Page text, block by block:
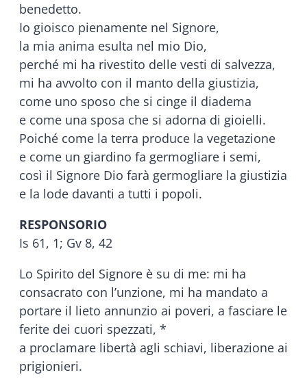
benedetto.
Io gioisco pienamente nel Signore,
la mia anima esulta nel mio Dio,
perché mi ha rivestito delle vesti di salvezza,
mi ha avvolto con il manto della giustizia,
come uno sposo che si cinge il diadema
e come una sposa che si adorna di gioielli.
Poiché come la terra produce la vegetazione
e come un giardino fa germogliare i semi,
così il Signore Dio farà germogliare la giustizia
e la lode davanti a tutti i popoli.
RESPONSORIO
Is 61, 1; Gv 8, 42
Lo Spirito del Signore è su di me: mi ha
consacrato con l’unzione, mi ha mandato a
portare il lieto annunzio ai poveri, a fasciare le
ferite dei cuori spezzati, *
a proclamare libertà agli schiavi, liberazione ai
prigionieri.